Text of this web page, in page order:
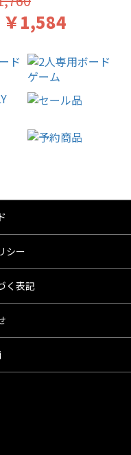
1,584
シー
く表記